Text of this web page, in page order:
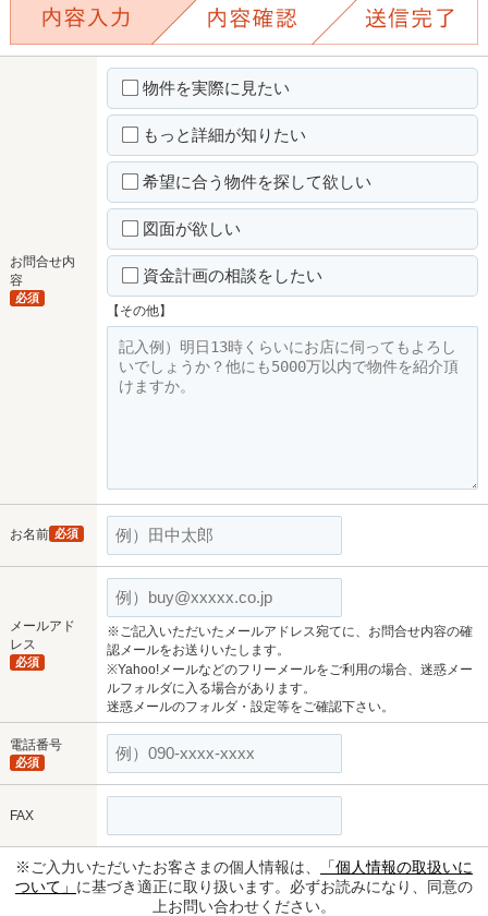
お問合せ内
容
必須
物件を実際に見たい
もっと詳細が知りたい
希望に合う物件を探して欲しい
図面が欲しい
資金計画の相談をしたい
【その他】
お名前 必須
メールアド
レス
必須
※ご記入いただいたメールアドレス宛てに、お問合せ内容の確
認メールをお送りいたします。
※Yahoo!メールなどのフリーメールをご利用の場合、迷惑メー
ルフォルダに入る場合があります。
迷惑メールのフォルダ・設定等をご確認下さい。
電話番号
必須
FAX
※ご入力いただいたお客さまの個人情報は、
「個人情報の取扱いに
ついて」 に基づき適正に取り扱います。必ずお読みになり、同意の
上お問い合わせください。